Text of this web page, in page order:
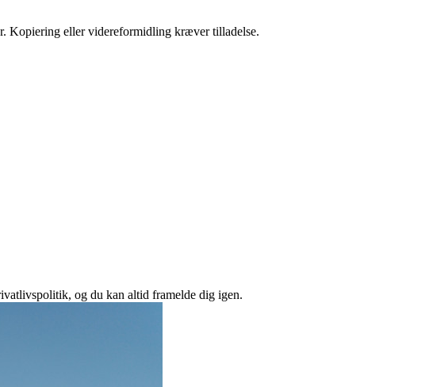
Kopiering eller videreformidling kræver tilladelse.
og du kan altid framelde dig igen.